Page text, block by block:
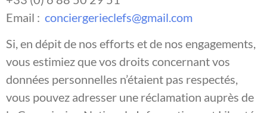
Email : conciergerieclefs@gmail.com
Si, en dépit de nos efforts et de nos engagements,
vous estimiez que vos droits concernant vos
données personnelles n’étaient pas respectés,
vous pouvez adresser une réclamation auprès de